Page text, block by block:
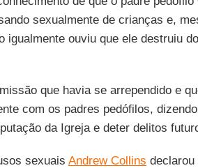
sexualmente de crianças e,
igualmente ouviu que ele destruiu
que havia se arrependido e
com os padres pedófilos,
da Igreja e deter delitos
sexuais Andrew Collins